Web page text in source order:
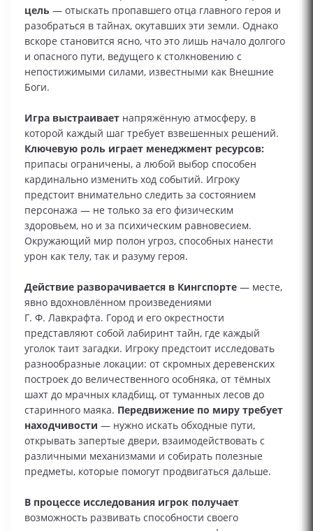
цель — отыскать пропавшего отца главного героя и
разобраться в тайнах, окутавших эти земли. Однако
вскоре становится ясно, что это лишь начало долгого
и опасного пути, ведущего к столкновению с
непостижимыми силами, известными как Внешние
Боги.
Игра выстраивает напряжённую атмосферу, в
которой каждый шаг требует взвешенных решений.
Ключевую роль играет менеджмент ресурсов:
припасы ограничены, а любой выбор способен
кардинально изменить ход событий. Игроку
предстоит внимательно следить за состоянием
персонажа — не только за его физическим
здоровьем, но и за психическим равновесием.
Окружающий мир полон угроз, способных нанести
урон как телу, так и разуму героя.
Действие разворачивается в Кингспорте — месте,
явно вдохновлённом произведениями
Г. Ф. Лавкрафта. Город и его окрестности
представляют собой лабиринт тайн, где каждый
уголок таит загадки. Игроку предстоит исследовать
разнообразные локации: от скромных деревенских
построек до величественного особняка, от тёмных
шахт до мрачных кладбищ, от туманных лесов до
старинного маяка. Передвижение по миру требует
находчивости — нужно искать обходные пути,
открывать запертые двери, взаимодействовать с
различными механизмами и собирать полезные
предметы, которые помогут продвигаться дальше.
В процессе исследования игрок получает
возможность развивать способности своего